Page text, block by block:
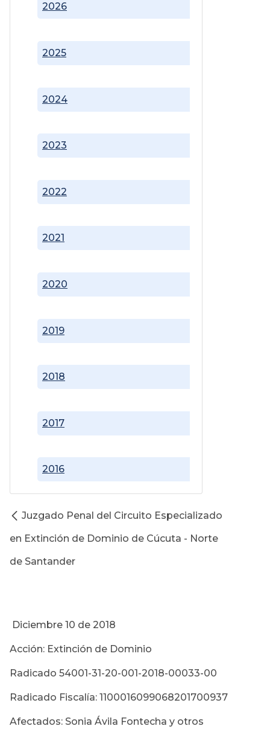
2016
2017
2018
2019
2020
2021
2022
2023
2024
2025
2026
Juzgado Penal del Circuito Especializado
en Extinción de Dominio de Cúcuta - Norte
de Santander
Diciembre 10 de 2018
Acción: Extinción de Dominio
Radicado 54001-31-20-001-2018-00033-00
Radicado Fiscalía: 1100016099068201700937
Afectados: Sonia Ávila Fontecha y otros